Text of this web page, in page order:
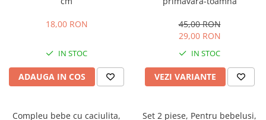
18,00 RON
IN STOC
ADAUGA IN COS
45,00 RON
29,00 RON
IN STOC
VEZI VARIANTE
Compleu bebe cu caciulita,
Set 2 piese, Pentru bebelusi,